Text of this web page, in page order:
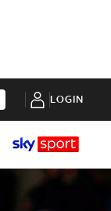
LOGIN